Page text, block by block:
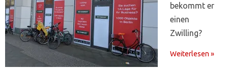
bekommt er
einen
Zwilling?
Weiterlesen »